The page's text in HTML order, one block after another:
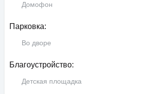
Домофон
Парковка:
Во дворе
Благоустройство:
Детская площадка